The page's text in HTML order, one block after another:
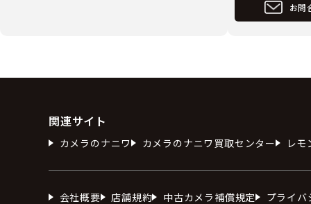
お問
関連サイト
カメラのナニワ カメラのナニワ買取センター レモ
会社概要 店舗規約 中古カメラ補償規定 プライ